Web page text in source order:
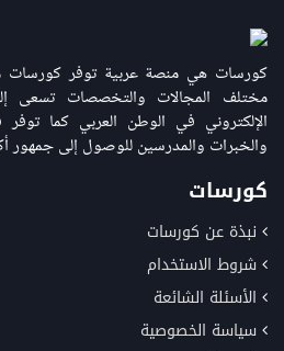
كورسات هي منصة عربية توفر كورسات
مختلف المجالات والتخصصات تسعى
الإلكتروني في الوطن العربي كما
والخبرات والمدرسين للوصول إلى جمهور
كورسات
نبذة عن كورسات
شروط الاستخدام
الأسئلة الشائعة
سياسة الخصوصية